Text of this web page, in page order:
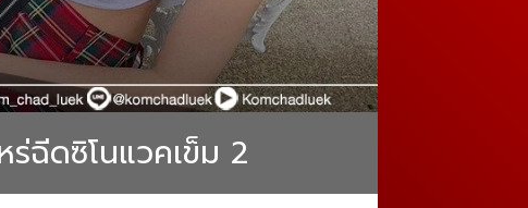
ฉีดซิโนแวคเข็ม 2